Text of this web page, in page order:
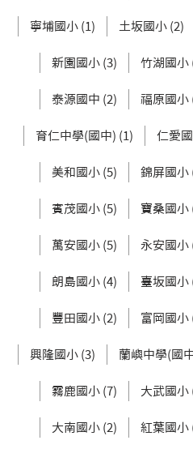
寧埔國小 (1) 土坂國小 (2)
新園國小 (3) 竹湖國小
泰源國中 (2) 福原國小
育仁中學(國中) (1) 仁愛
美和國小 (5) 錦屏國小
賓茂國小 (5) 寶桑國小
萬安國小 (5) 永安國小
朗島國小 (4) 臺坂國小
豐田國小 (2) 富岡國小
興隆國小 (3) 蘭嶼中學(國
霧鹿國小 (7) 大武國小
大南國小 (2) 紅葉國小